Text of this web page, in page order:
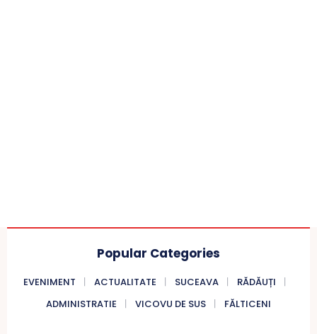
Popular Categories
EVENIMENT ACTUALITATE SUCEAVA
RĂDĂUȚI
ADMINISTRATIE
VICOVU DE SUS FĂLTICENI